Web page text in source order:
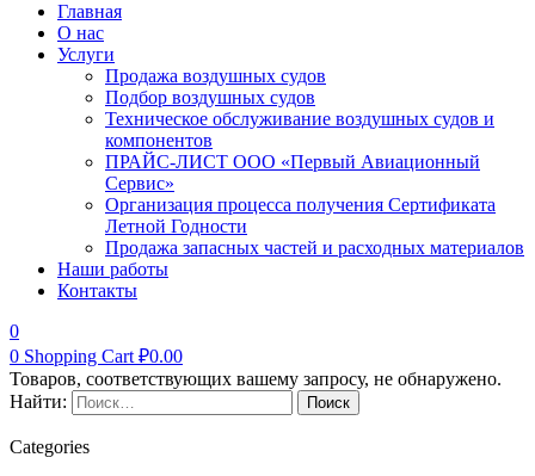
Главная
О нас
Услуги
Продажа воздушных судов
Подбор воздушных судов
Техническое обслуживание воздушных судов и
компонентов
ПРАЙС-ЛИСТ ООО «Первый Авиационный
Сервис»
Организация процесса получения Сертификата
Летной Годности
Продажа запасных частей и расходных материалов
Наши работы
Контакты
0
0 Shopping Cart ₽0.00
Товаров, соответствующих вашему запросу, не обнаружено.
Найти:
Categories